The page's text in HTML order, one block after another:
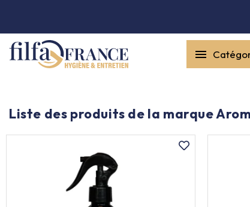

Entretien général
Produit ouate
Liste des produits de la marque